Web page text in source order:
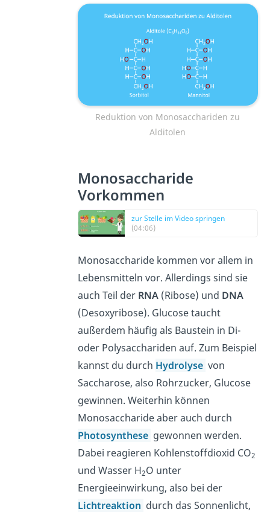
Reduktion von Monosacchariden zu
Alditolen
Monosaccharide
Vorkommen
zur Stelle im Video springen
(04:06)
Monosaccharide kommen vor allem in
Lebensmitteln vor. Allerdings sind sie
auch Teil der RNA(Ribose) und DNA
(Desoxyribose). Glucose taucht
außerdem häufig als Baustein in Di-
oder Polysacchariden auf. Zum Beispiel
kannst du durch Hydrolyse von
Saccharose, also Rohrzucker, Glucose
gewinnen. Weiterhin können
Monosaccharide aber auch durch
Photosynthese gewonnen werden.
Dabei reagieren Kohlenstoffdioxid CO2
und Wasser H2O unter
Energieeinwirkung, also bei der
Lichtreaktion durch das Sonnenlicht,